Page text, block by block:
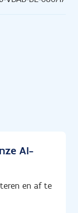
AI-
en af te